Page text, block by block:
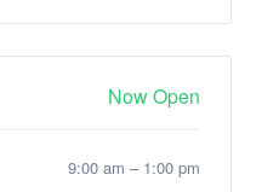
Now Open
9:00 am – 1:00 pm